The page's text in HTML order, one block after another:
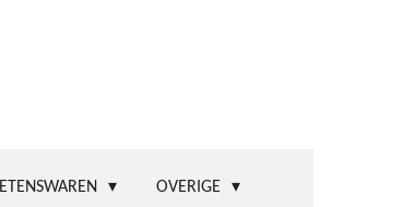
ETENSWAREN OVERIGE